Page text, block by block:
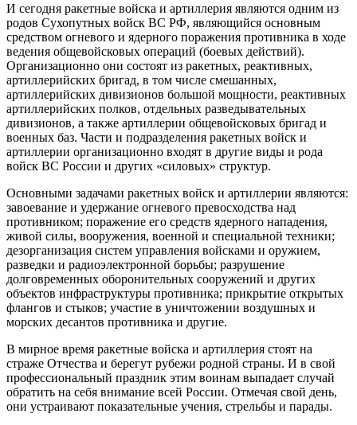
И сегодня ракетные войска и артиллерия являются одним из
родов Сухопутных войск ВС РФ, являющийся основным
средством огневого и ядерного поражения противника в ходе
ведения общевойсковых операций (боевых действий).
Организационно они состоят из ракетных, реактивных,
артиллерийских бригад, в том числе смешанных,
артиллерийских дивизионов большой мощности, реактивных
артиллерийских полков, отдельных разведывательных
дивизионов, а также артиллерии общевойсковых бригад и
военных баз. Части и подразделения ракетных войск и
артиллерии организационно входят в другие виды и рода
войск ВС России и других «силовых» структур.
Основными задачами ракетных войск и артиллерии являются:
завоевание и удержание огневого превосходства над
противником; поражение его средств ядерного нападения,
живой силы, вооружения, военной и специальной техники;
дезорганизация систем управления войсками и оружием,
разведки и радиоэлектронной борьбы; разрушение
долговременных оборонительных сооружений и других
объектов инфраструктуры противника; прикрытие открытых
флангов и стыков; участие в уничтожении воздушных и
морских десантов противника и другие.
В мирное время ракетные войска и артиллерия стоят на
страже Отчества и берегут рубежи родной страны. И в свой
профессиональный праздник этим воинам выпадает случай
обратить на себя внимание всей России. Отмечая свой день,
они устраивают показательные учения, стрельбы и парады.